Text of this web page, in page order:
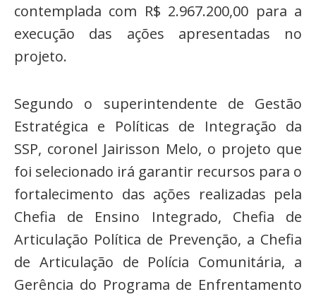
contemplada com R$ 2.967.200,00 para a
execução das ações apresentadas no
projeto.
Segundo o superintendente de Gestão
Estratégica e Políticas de Integração da
SSP, coronel Jairisson Melo, o projeto que
foi selecionado irá garantir recursos para o
fortalecimento das ações realizadas pela
Chefia de Ensino Integrado, Chefia de
Articulação Política de Prevenção, a Chefia
de Articulação de Polícia Comunitária, a
Gerência do Programa de Enfrentamento